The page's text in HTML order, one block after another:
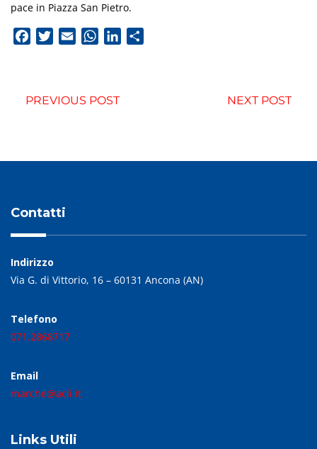
pace in Piazza San Pietro.
FacebookTwitterEmail WhatsApp
LinkedIn
PREVIOUS POST NEXT POST
Contatti
Indirizzo
Via G. di Vittorio, 16 – 60131 Ancona (AN)
Telefono
071.2868717
Email
marche@acli.it
Links Utili